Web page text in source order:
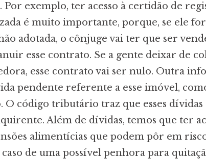
exemplo, ter acesso à certidão de
é muito importante, porque, se ele for
adotada, o cônjuge vai ter que ser
esse contrato. Se a gente deixar de
esse contrato vai ser nulo. Outra
pendente referente a esse imóvel,
código tributário traz que esses dívidas
Além de dívidas, temos que ter
alimentícias que podem pôr em
de uma possível penhora para